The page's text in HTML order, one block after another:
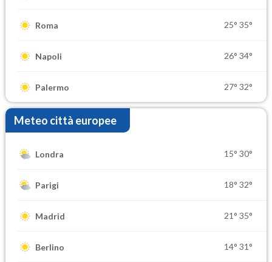
Roma 25° 35°
Napoli 26° 34°
Palermo 27° 32°
Meteo città europee
Londra 15° 30°
Parigi 18° 32°
Madrid 21° 35°
Berlino 14° 31°